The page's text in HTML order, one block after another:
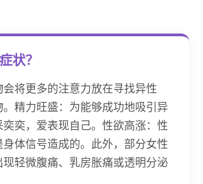
状？
将更多的注意力放在寻找异性
。精力旺盛：为能够成功地吸引异
奕，爱表现自己。性欲高涨：性
体信号造成的。此外，部分女性
轻微腹痛、乳房胀痛或透明分泌